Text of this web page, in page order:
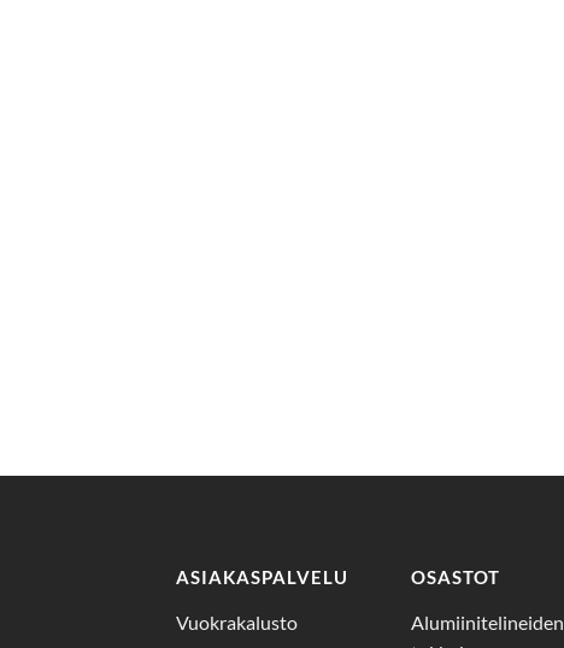
ASIAKASPALVELU
Vuokrakalusto
OSASTOT
Alumiinitelineiden